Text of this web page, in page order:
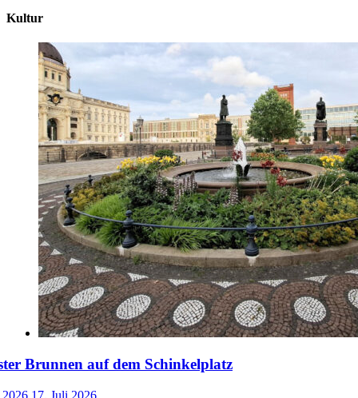
Kultur
Brunnen auf dem Schinkelplatz
17. Juli 2026